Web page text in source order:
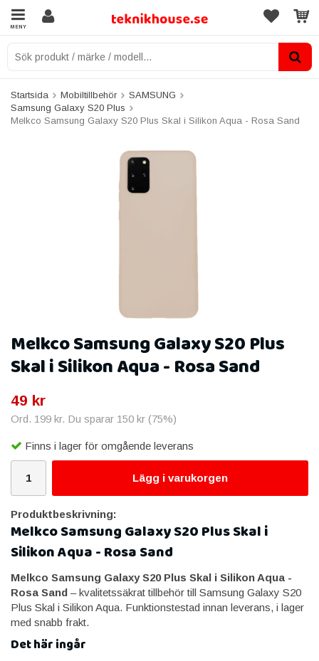
MENY
Startsida Mobiltillbehör
SAMSUNG
Samsung Galaxy S20 Plus
Melkco Samsung Galaxy S20 Plus Skal i Silikon Aqua - Rosa Sand
Melkco Samsung Galaxy S20 Plus
Skal i Silikon Aqua - Rosa Sand
49 kr
Ord. 199 kr. Du sparar 150 kr (75%)
Finns i lager för omgående leverans
Lägg i varukorgen
Produktbeskrivning:
Melkco Samsung Galaxy S20 Plus Skal i
Silikon Aqua - Rosa Sand
Melkco Samsung Galaxy S20 Plus Skal i Silikon Aqua -
Rosa Sand – kvalitetssäkrat tillbehör till Samsung Galaxy S20
Plus Skal i Silikon Aqua. Funktionstestad innan leverans, i lager
med snabb frakt.
Det här ingår